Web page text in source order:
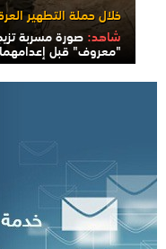
خلال حملة التطهير
شاهد:صورة مسربة
"معروف" قبل